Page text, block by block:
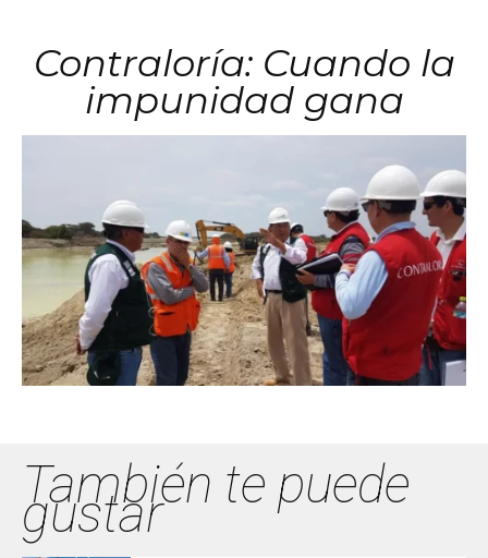
Contraloría: Cuando la
impunidad gana
También te puede
gustar